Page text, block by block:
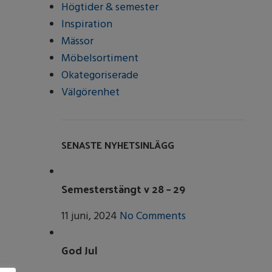
Högtider & semester
Inspiration
Mässor
Möbelsortiment
Okategoriserade
Välgörenhet
SENASTE NYHETSINLÄGG
Semesterstängt v 28 – 29
11 juni, 2024 No Comments
God Jul